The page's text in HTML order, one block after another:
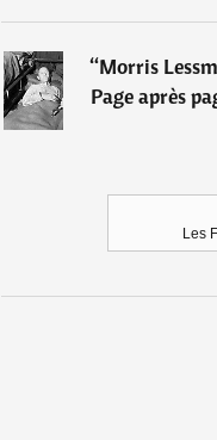
“Morris
Page après
Les